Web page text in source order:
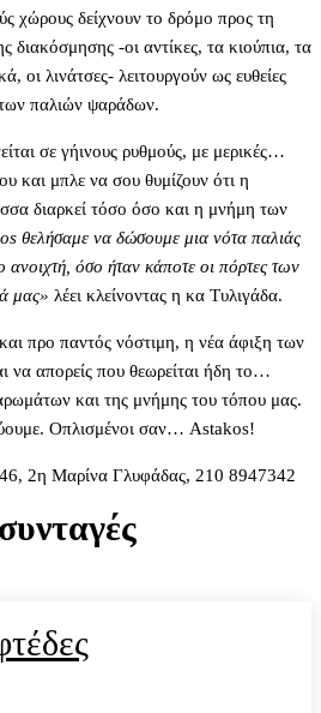
χώρους δείχνουν το δρόμο προς τη
διακόσμησης -οι αντίκες, τα κιούπια, τα
οι λινάτσες- λειτουργούν ως ευθείες
παλιών ψαράδων.
σε γήινους ρυθμούς, με μερικές…
και μπλε να σου θυμίζουν ότι η
διαρκεί τόσο όσο και η μνήμη των
θελήσαμε να δώσουμε μια νότα παλιάς
ανοιχτή, όσο ήταν κάποτε οι πόρτες των
μας» λέει κλείνοντας η κα Τυλιγάδα.
προ παντός νόστιμη, η νέα άφιξη των
να απορείς που θεωρείται ήδη το…
και της μνήμης του τόπου μας.
Οπλισμένοι σαν… Astakos!
2η Μαρίνα Γλυφάδας, ​​​210 8947342